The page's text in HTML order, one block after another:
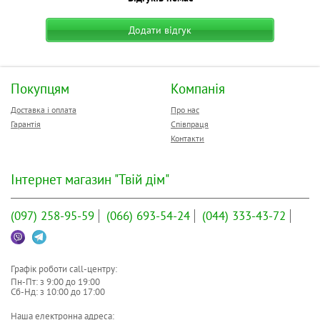
Орієнтація:
правої руки)
Час відгуку:
немає даних
Технологія сенсора:
немає даних
Максимальна роздільна здатність
сенсора:
1000 dpi та менше
Додати відгук
Покупцям
Доставка і оплата
Гарантія
Компанія
Про нас
Співпраця
Контакти
Інтернет магазин "Твій дім"
(097) 258-95-59 (066) 693-54-24 (044) 333-43-72
Графік роботи call-центру:
Пн-Пт: з 9:00до 19:00
Сб-Нд: з 10:00до 17:00
Наша електронна адреса: